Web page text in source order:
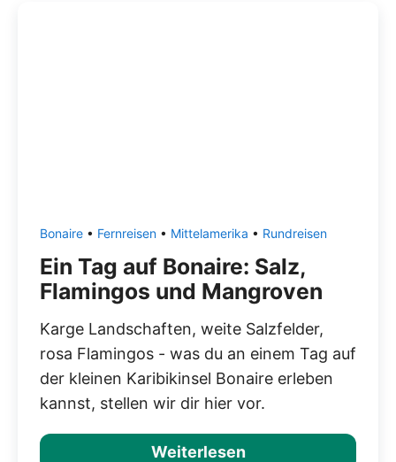
Bonaire • Fernreisen • Mittelamerika • Rundreisen
Ein Tag auf Bonaire: Salz,
Flamingos und Mangroven
Karge Landschaften, weite Salzfelder,
rosa Flamingos - was du an einem Tag auf
der kleinen Karibikinsel Bonaire erleben
kannst, stellen wir dir hier vor.
Weiterlesen